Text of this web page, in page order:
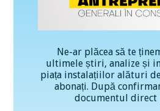
Ne-ar plăcea să te
ultimele știri, analize și
piața instalațiilor alături
abonați. După
documentul direct